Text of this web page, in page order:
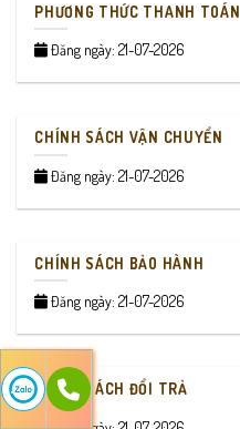
PHƯƠNG THỨC THANH TOÁN
Đăng ngày: 21-07-2026
CHÍNH SÁCH VẬN CHUYỂN
Đăng ngày: 21-07-2026
CHÍNH SÁCH BẢO HÀNH
Đăng ngày: 21-07-2026
CHÍNH SÁCH ĐỔI TRẢ